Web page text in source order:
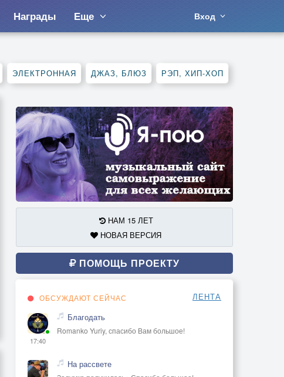
Награды Еще Вход
ЭЛЕКТРОННАЯ ДЖАЗ, БЛЮЗ РЭП, ХИП-ХОП
НАМ 15 ЛЕТ
НОВАЯ ВЕРСИЯ
ПОМОЩЬ ПРОЕКТУ
ОБСУЖДАЮТ СЕЙЧАС ЛЕНТА
17:40
Благодать
Romanko Yuriy, спасибо Вам большое!
На рассвете